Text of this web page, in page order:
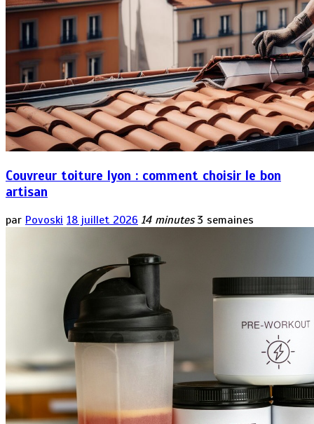
Couvreur toiture lyon : comment choisir le bon
artisan
par Povoski 18 juillet 2026 14 minutes 3 semaines